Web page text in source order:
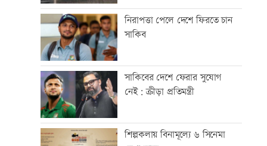
নিরাপত্তা পেলে দেশে ফিরতে চান
সাকিব
সাকিবের দেশে ফেরার সুযোগ
নেই: ক্রীড়া প্রতিমন্ত্রী
শিল্পকলায় বিনামূল্যে ৬ সিনেমা